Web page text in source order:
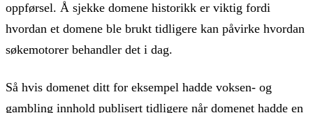
oppførsel. Å sjekke domene historikk er viktig fordi
hvordan et domene ble brukt tidligere kan påvirke hvordan
søkemotorer behandler det i dag.
Så hvis domenet ditt for eksempel hadde voksen- og
gambling innhold publisert tidligere når domenet hadde en